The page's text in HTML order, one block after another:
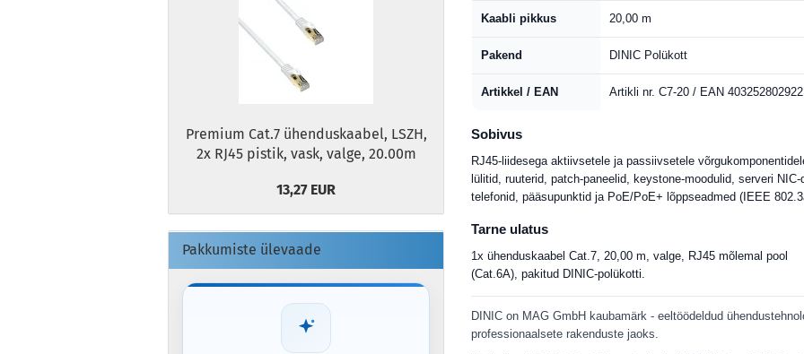
Kaabli pikkus 20,00 m
Pakend DINIC Polükott
Artikkel / EAN Artikli nr. C7-20 / EAN
Sobivus
RJ45-liidesega aktiivsetele ja passiivsetele
lülitid, ruuterid, patch-paneelid, keystone-moodulid, serveri NIC-
telefonid, pääsupunktid ja PoE/PoE+ lõppseadmed (IEEE
Tarne ulatus
1x ühenduskaabel Cat.7, 20,00 m, valge, RJ45 mõlemal pool
(Cat.6A), pakitud DINIC-polükotti.
DINIC on MAG GmbH kaubamärk - eeltöödeldud
professionaalsete rakenduste jaoks.
Premium Cat.7 ühenduskaabel, LSZH,
2x RJ45 pistik, vask, valge, 20.00m
13,27 EUR
Pakkumiste ülevaade